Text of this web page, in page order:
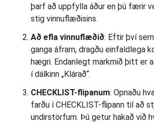
þarf að uppfylla áður en þú færir
stig vinnuflæðisins.
Að efla vinnuflæðið: Eftir því
ganga áfram, dragðu einfaldlega
hægri. Endanlegt markmið þitt er
í dálkinn „Klárað“.
CHECKLIST-flipanum: Opnaðu
farðu í CHECKLIST-flipann til að
undirstörfum. Þú getur hakað við